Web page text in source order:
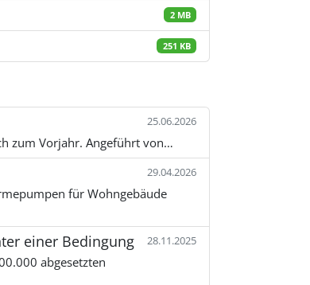
2 MB
251 KB
25.06.2026
zum Vorjahr. Angeführt von…
29.04.2026
für Wohngebäude
einer Bedingung 28.11.2025
abgesetzten